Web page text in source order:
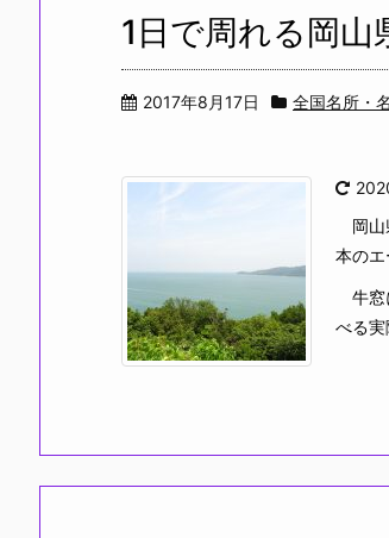
1日で周れる岡山
2017年8月17日 全国名所・
岡山
本のエ
牛窓
べる